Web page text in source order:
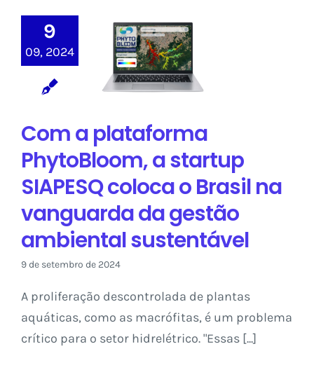
9
09, 2024
PhytoBloom, a
startup SIAPESQ
coloca o Brasil
na vanguarda
ambiental
sustentável
Sem categoria
Com a plataforma
PhytoBloom, a startup
SIAPESQ coloca o Brasil na
vanguarda da gestão
ambiental sustentável
9 de setembro de 2024
A proliferação descontrolada de plantas
aquáticas, como as macrófitas, é um problema
crítico para o setor hidrelétrico. "Essas [...]